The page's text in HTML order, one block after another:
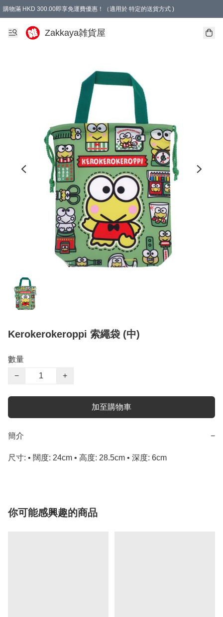
購物滿 HKD 300.00即享免運費優惠！（適用於 特定的送貨方式 )
Zakkaya雑貨屋
Kerokerokeroppi 索繩袋 (中)
數量
−
+
加至購物車
簡介 −
尺寸: • 闊度: 24cm • 高度: 28.5cm • 深度: 6cm
你可能感興趣的商品